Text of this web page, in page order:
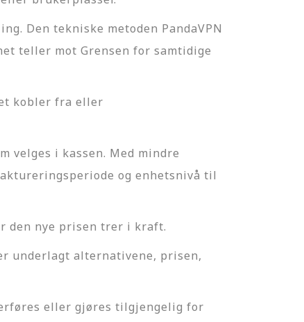
Den tekniske metoden PandaVPN
teller mot Grensen for samtidige
kobler fra eller
velges i kassen. Med mindre
og enhetsnivå til
den nye prisen trer i kraft.
underlagt alternativene, prisen,
eller gjøres tilgjengelig for